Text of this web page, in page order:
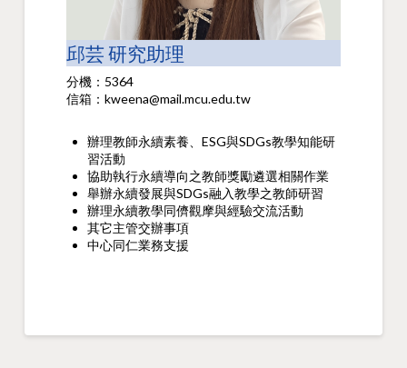
邱芸 研究助理
分機：5364
信箱：kweena@mail.mcu.edu.tw
辦理教師永續素養、ESG與SDGs教學知能研
習活動
協助執行永續導向之教師獎勵遴選相關作業
舉辦永續發展與SDGs融入教學之教師研習
辦理永續教學同儕觀摩與經驗交流活動
其它主管交辦事項
中心同仁業務支援